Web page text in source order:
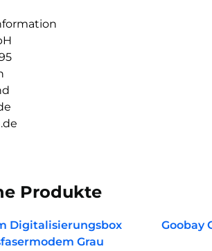
Produkte
Digitalisierungsbox
Grau
Goobay